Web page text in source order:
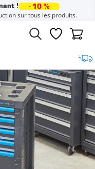
! - 10 %
sur tous les produits.
Liste dePanier
Livraison